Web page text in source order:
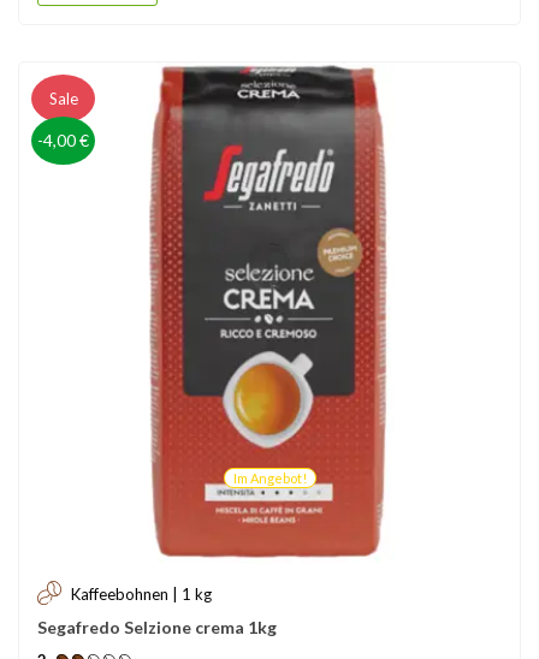
Sale
-4,00 €
Im Angebot!
Kaffeebohnen | 1 kg
Segafredo Selzione crema 1kg